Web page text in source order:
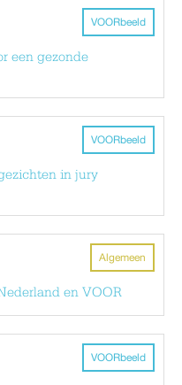
VOORbeeld
een gezonde
VOORbeeld
in jury
Algemeen
en VOOR
VOORbeeld